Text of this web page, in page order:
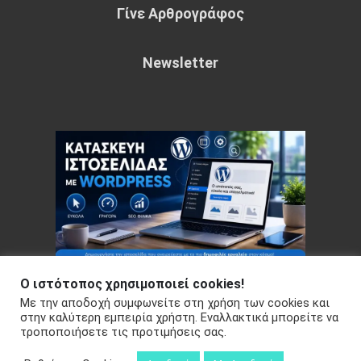
Γίνε Αρθρογράφος
Newsletter
Copyright © 2026 Your e-articles - WordPress Theme : by
Sparkle Themes Πολιτική Απορρήτου
Ο ιστότοπος χρησιμοποιεί cookies!
Με την αποδοχή συμφωνείτε στη χρήση των cookies και
στην καλύτερη εμπειρία χρήστη. Εναλλακτικά μπορείτε να
τροποποιήσετε τις προτιμήσεις σας.